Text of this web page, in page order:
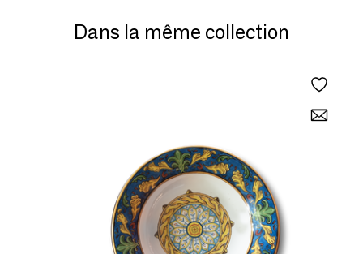
Dans la même collection